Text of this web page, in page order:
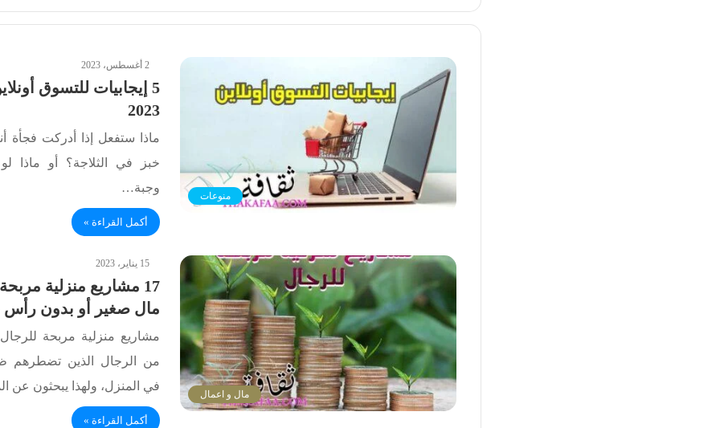
منوعات
2 أغسطس، 2023
5 إيجابيات للتسوق
2023
ماذا ستفعل إذا أدركت فجأة
خبز في الثلاجة؟ أو ماذا
وجبة…
أكمل القراءة »
مال و اعمال
15 يناير، 2023
17 مشاريع منزلية
مال صغير أو بدون رأس
مشاريع منزلية مربحة
من الرجال الذين تضطرهم
في المنزل، ولهذا يبحثون عن
أكمل القراءة »